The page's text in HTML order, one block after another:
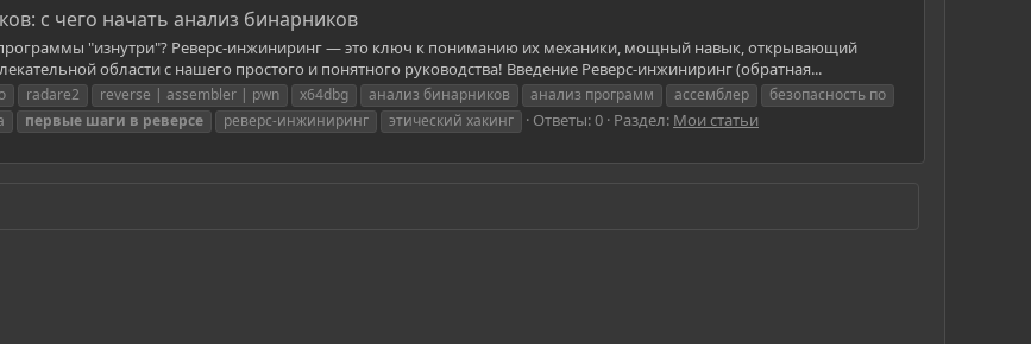
с чего начать анализ бинарников
"изнутри"? Реверс-инжиниринг — это ключ к пониманию их механики, мощный навык, открывающий
области с нашего простого и понятного руководства! Введение Реверс-инжиниринг (обратная...
radare2 reverse | assembler | pwn x64dbg анализ бинарников анализ программ ассемблер
безопасность по
первые шаги в реверсе реверс-инжиниринг этический хакинг Ответы: 0 Раздел: Мои статьи